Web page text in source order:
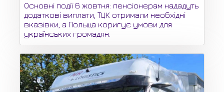
Основні події 6 жовтня: пенсіонерам нададуть
додаткові виплати, ТЦК отримали необхідні
вказівки, а Польща коригує умови для
українських громадян.